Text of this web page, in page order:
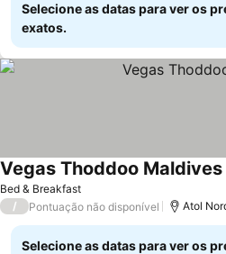
Selecione as datas para ver os
exatos.
Bed & Breakfast
Vegas Thoddoo Maldives
/ Pontuação não disponível Atol
Selecione as datas para ver os